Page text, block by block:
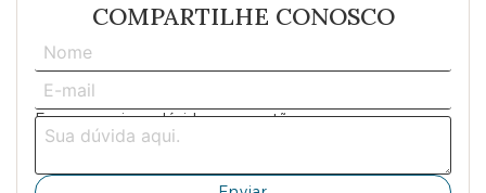
COMPARTILHE CONOSCO
Escreva aqui sua dúvida ou sugestão: